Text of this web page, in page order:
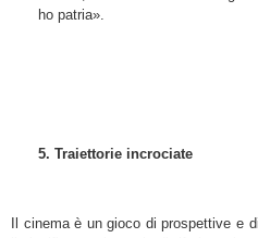
ho patria».
5. Traiettorie incrociate
Il cinema è un gioco di prospettive e